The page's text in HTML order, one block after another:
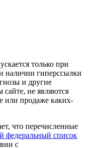
только при
наличии гиперссылки
и другие
не являются
или продаже каких-
что перечисленные
федеральный список
с